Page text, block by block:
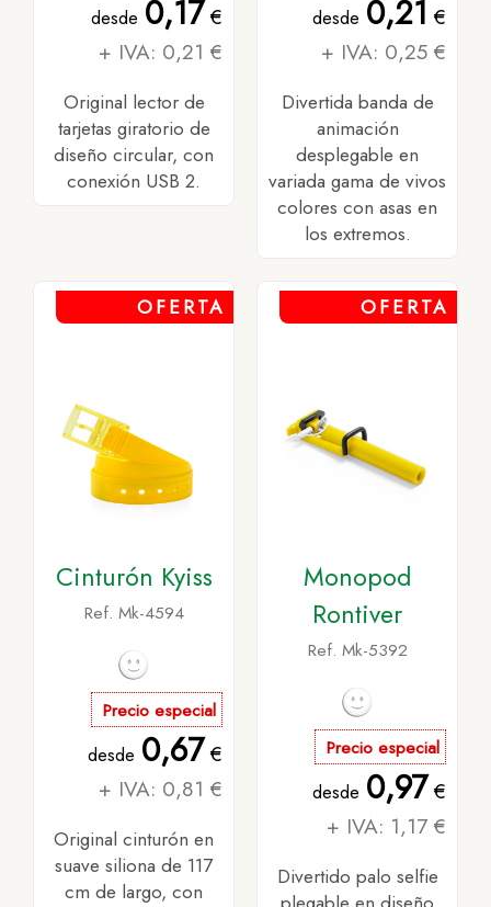
desde 0,17 €
+ IVA: 0,21 €
Original lector de
tarjetas giratorio de
diseño circular, con
conexión USB 2.
desde 0,21 €
+ IVA: 0,25 €
Divertida banda de
animación
desplegable en
variada gama de vivos
colores con asas en
los extremos.
OFERTA
Cinturón Kyiss
Ref. Mk-4594
Precio especial
desde 0,67 €
+ IVA: 0,81 €
Original cinturón en
suave siliona de 117
cm de largo, con
OFERTA
Monopod
Rontiver
Ref. Mk-5392
Precio especial
desde 0,97 €
+ IVA: 1,17 €
Divertido palo selfie